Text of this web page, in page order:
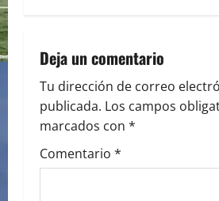
a
v
i
g
Deja un comentario
Tu dirección de correo
publicada. Los campos
marcados con *
Comentario *